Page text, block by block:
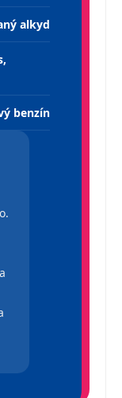
alkyd
benzín